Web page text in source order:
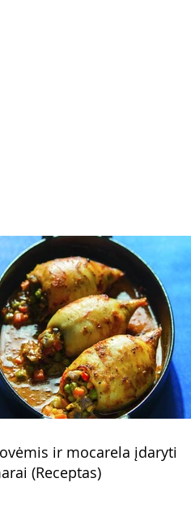
ir mocarela įdaryti
(Receptas)